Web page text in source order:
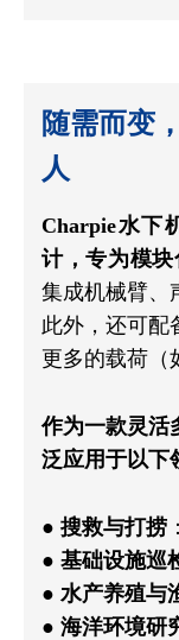
随需而变
人
Charpie水下
计，专为模块
集成机械臂、
此外，还可配
更多的载荷（
作为一款灵活
泛应用于以下
● 搜救与打捞
● 基础设施巡
● 水产养殖与
● 海洋环境研